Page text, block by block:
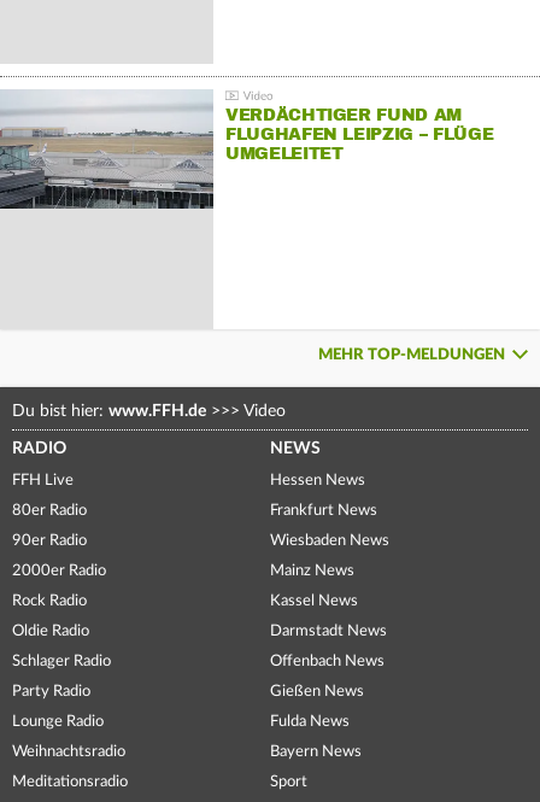
VERDÄCHTIGER FUND AM
FLUGHAFEN LEIPZIG – FLÜGE
UMGELEITET
MEHR TOP-MELDUNGEN
Du bist hier: www.FFH.de >>> Video
RADIO
FFH Live
80er Radio
90er Radio
2000er Radio
Rock Radio
Oldie Radio
Schlager Radio
Party Radio
Lounge Radio
Weihnachtsradio
Meditationsradio
NEWS
Hessen News
Frankfurt News
Wiesbaden News
Mainz News
Kassel News
Darmstadt News
Offenbach News
Gießen News
Fulda News
Bayern News
Sport